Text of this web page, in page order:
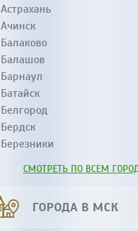
Астрахань
Ачинск
Балаково
Балашов
Барнаул
Батайск
Белгород
Бердск
Березники
СМОТРЕТЬ ПО ВСЕМ
ГОРОДА В МСК